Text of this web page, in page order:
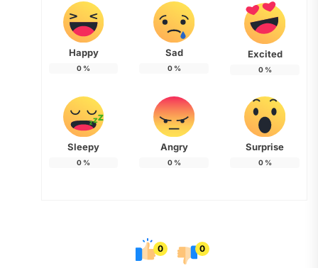
Happy
0 %
Sad
0%
Excited
0%
Sleepy
0 %
Angry
0%
Surprise
0%
0 0